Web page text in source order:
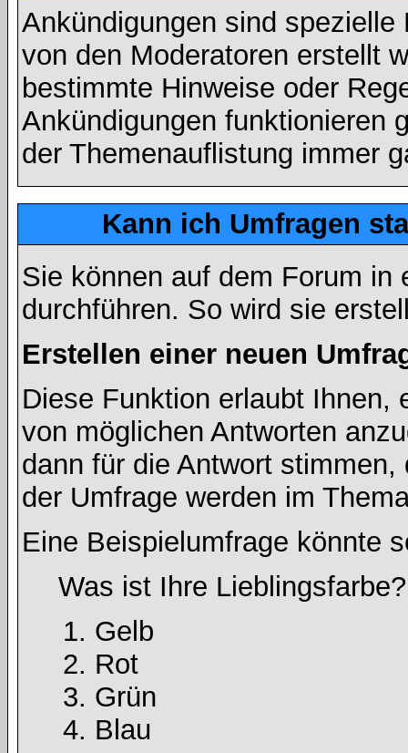
Ankündigungen sind
von den Moderatoren erstellt
bestimmte Hinweise oder
Ankündigungen funktionieren
der Themenauflistung immer
Kann ich Umfragen
Sie können auf dem Forum in
durchführen. So wird sie
Erstellen einer neuen
Diese Funktion erlaubt Ihnen,
von möglichen Antworten
dann für die Antwort
der Umfrage werden im
Eine Beispielumfrage könnte
Was ist Ihre Lieblingsfarbe?
Gelb
Rot
Grün
Blau